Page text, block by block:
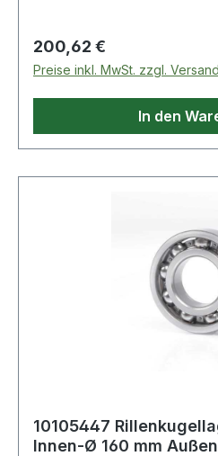
Regulärer Preis:
200,62 €
Preise inkl. MwSt. zzgl.
In den
10105447
Innen-Ø 160 mm